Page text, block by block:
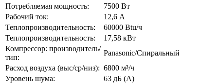
Потребляемая мощность:
7500 Вт
Рабочий ток:
12,6 А
Теплопроизводительность:
60000 Btu/ч
Теплопроизводительность:
17,58 кВт
Компрессор: производитель/
тип:
Panasonic/Спиральный
Расход воздуха (выс/ср/низ): 6800 м³/ч
Уровень шума:
63 дБ (А)